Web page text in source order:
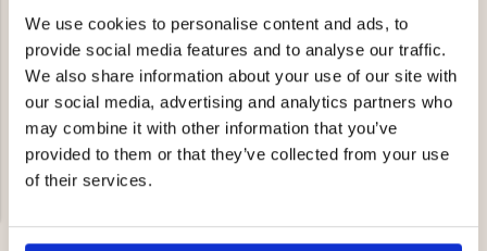
We use cookies to personalise content and ads, to
provide social media features and to analyse our traffic.
We also share information about your use of our site with
our social media, advertising and analytics partners who
may combine it with other information that you’ve
provided to them or that they’ve collected from your use
of their services.
och/eller sin reklam, inklusive i galleriet på
webbplatsen p4h.se eller på dess systersidor
jagarliv.se eller friluftsfabriken.se, nyhetsbrev,
affischer, annonser, e-post och annan
kundkommunikation, butiksexponering och andra
marknadsföringssyften.
Du intygar och försäkrar härmed också att (i) du
du har fått tillåtelse från alla eventuella personer